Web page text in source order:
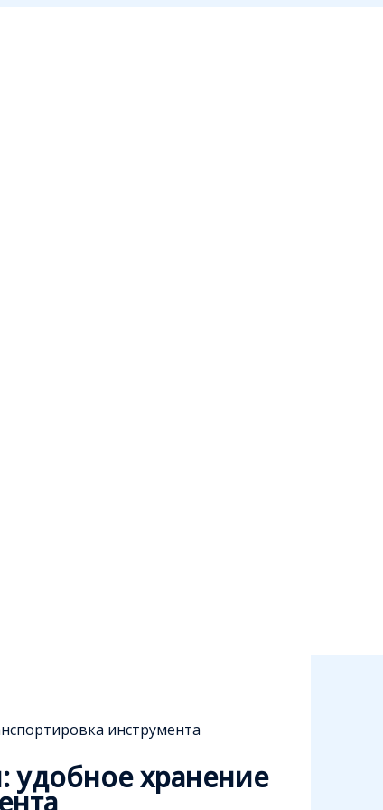
инструмента
удобное хранение